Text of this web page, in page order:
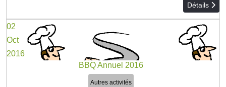
Détails
02
Oct
2016
BBQ Annuel 2016
Autres activités